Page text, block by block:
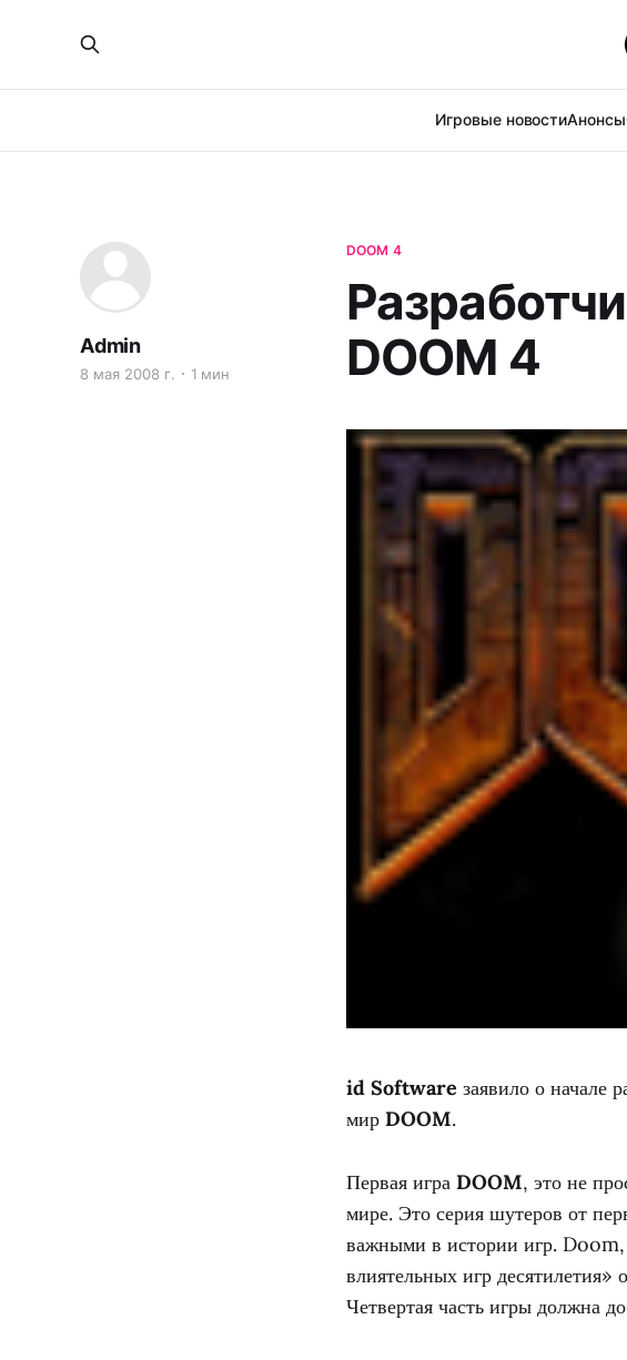
Игровые новостиАнонсы
DOOM 4
DOOM 4
Admin
8 мая 2008 г. 1 мин
id Software заявило о начале
мир DOOM.
Первая игра DOOM, это не
мире. Это серия шутеров от
важными в истории игр. Doom,
влиятельных игр десятилетия»
Четвертая часть игры должна